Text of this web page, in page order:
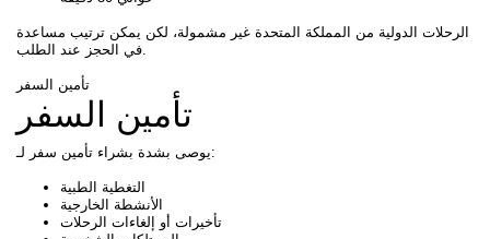
الرحلات الدولية من المملكة المتحدة غير مشمولة، لكن يمكن ترتيب مساعدة
في الحجز عند الطلب.
تأمين السفر
تأمين السفر
يوصى بشدة بشراء تأمين سفر لـ:
التغطية الطبية
الأنشطة الخارجية
تأخيرات أو إلغاءات الرحلات